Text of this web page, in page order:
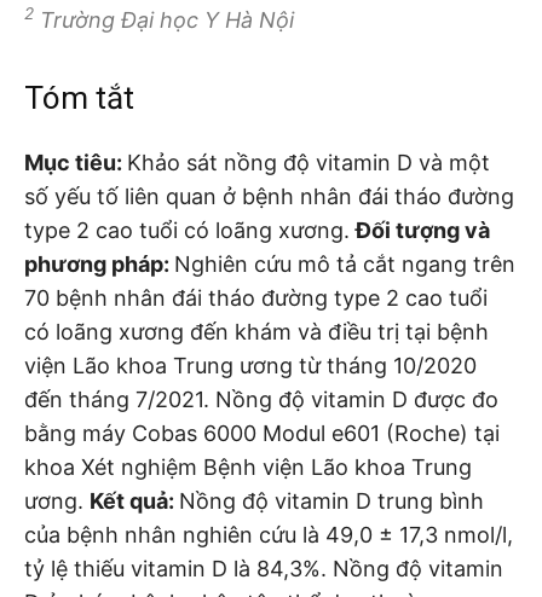
2 Trường Đại học Y Hà Nội
Tóm tắt
Mục tiêu: Khảo sát nồng độ vitamin D và một
số yếu tố liên quan ở bệnh nhân đái tháo đường
type 2 cao tuổi có loãng xương.Đối tượng và
phương pháp: Nghiên cứu mô tả cắt ngang trên
70 bệnh nhân đái tháo đường type 2 cao tuổi
có loãng xương đến khám và điều trị tại bệnh
viện Lão khoa Trung ương từ tháng 10/2020
đến tháng 7/2021. Nồng độ vitamin D được đo
bằng máy Cobas 6000 Modul e601 (Roche) tại
khoa Xét nghiệm Bệnh viện Lão khoa Trung
ương. Kết quả: Nồng độ vitamin D trung bình
của bệnh nhân nghiên cứu là 49,0 ± 17,3 nmol/l,
tỷ lệ thiếu vitamin D là 84,3%. Nồng độ vitamin